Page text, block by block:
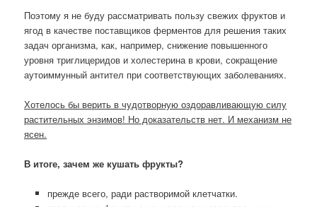
Поэтому я не буду рассматривать пользу свежих фруктов и
ягод в качестве поставщиков ферментов для решения таких
задач организма, как, например, снижение повышенного
уровня триглицеридов и холестерина в крови, сокращение
аутоиммунный антител при соответствующих заболеваниях.
Хотелось бы верить в чудотворную оздоравливающую силу
растительных энзимов! Но доказательств нет. И механизм не
ясен.
В итоге, зачем же кушать фрукты?
прежде всего, ради растворимой клетчатки.